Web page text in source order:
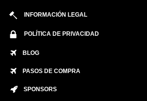
INFORMACIÓN LEGAL
POLÍTICA DE PRIVACIDAD
BLOG
PASOS DE COMPRA
SPONSORS